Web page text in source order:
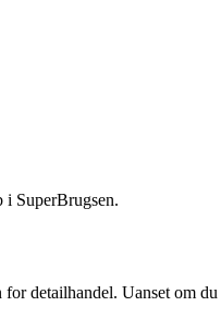
i SuperBrugsen.
detailhandel. Uanset om du